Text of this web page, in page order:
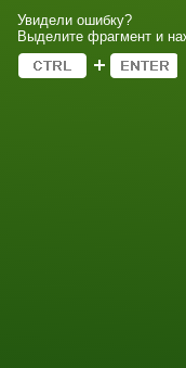
Увидели ошибку?
Выделите фрагмент и